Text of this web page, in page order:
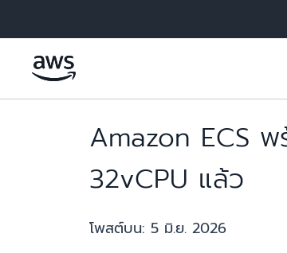
Amazon ECS
32vCPU แล้ว
โพสต์บน: 5 มิ.ย. 2026